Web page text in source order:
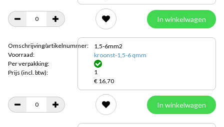
In winkelwagen
Omschrijving/artikelnummer:
Voorraad:
Per verpakking:
Prijs (incl. btw):
1,5-6mm2
kroonst-1,5-6 qmm
1
€ 16,70
In winkelwagen